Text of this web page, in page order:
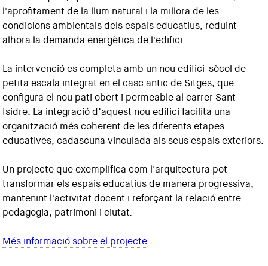
l'aprofitament de la llum natural i la millora de les
condicions ambientals dels espais educatius, reduint
alhora la demanda energètica de l'edifici.
La intervenció es completa amb un nou edifici sòcol de
petita escala integrat en el casc antic de Sitges, que
configura el nou pati obert i permeable al carrer Sant
Isidre. La integració d’aquest nou edifici facilita una
organització més coherent de les diferents etapes
educatives, cadascuna vinculada als seus espais exteriors.
Un projecte que exemplifica com l'arquitectura pot
transformar els espais educatius de manera progressiva,
mantenint l'activitat docent i reforçant la relació entre
pedagogia, patrimoni i ciutat.
Més informació sobre el projecte